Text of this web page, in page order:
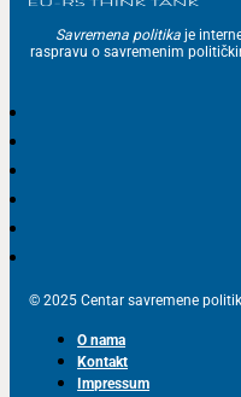
Savremena politika je
raspravu o savremenim
© 2025 Centar savremene
O nama
Kontakt
Impressum